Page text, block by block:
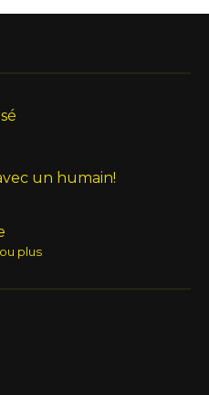
un humain!
plus